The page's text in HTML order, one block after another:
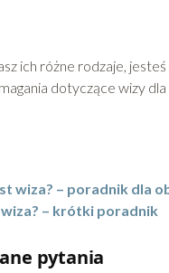
ich różne rodzaje,
dotyczące wizy
wiza? – poradnik dla
– krótki poradnik
pytania